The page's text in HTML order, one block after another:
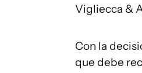
Vigliecca &
Con la
que debe